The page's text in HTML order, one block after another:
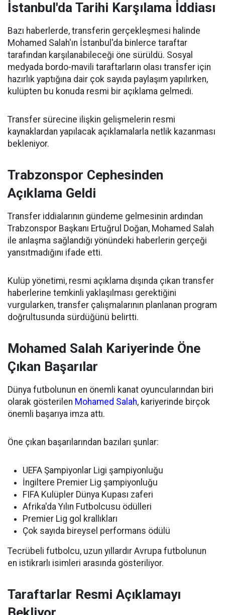
İstanbul'da Tarihi Karşılama İddiası
Bazı haberlerde, transferin gerçekleşmesi halinde
Mohamed Salah'ın İstanbul'da binlerce taraftar
tarafından karşılanabileceği öne sürüldü. Sosyal
medyada bordo-mavili taraftarların olası transfer için
hazırlık yaptığına dair çok sayıda paylaşım yapılırken,
kulüpten bu konuda resmi bir açıklama gelmedi.
Transfer sürecine ilişkin gelişmelerin resmi
kaynaklardan yapılacak açıklamalarla netlik kazanması
bekleniyor.
Trabzonspor Cephesinden
Açıklama Geldi
Transfer iddialarının gündeme gelmesinin ardından
Trabzonspor Başkanı Ertuğrul Doğan, Mohamed Salah
ile anlaşma sağlandığı yönündeki haberlerin gerçeği
yansıtmadığını ifade etti.
Kulüp yönetimi, resmi açıklama dışında çıkan transfer
haberlerine temkinli yaklaşılması gerektiğini
vurgularken, transfer çalışmalarının planlanan program
doğrultusunda sürdüğünü belirtti.
Mohamed Salah Kariyerinde Öne
Çıkan Başarılar
Dünya futbolunun en önemli kanat oyuncularından biri
olarak gösterilen Mohamed Salah, kariyerinde birçok
önemli başarıya imza attı.
Öne çıkan başarılarından bazıları şunlar:
UEFA Şampiyonlar Ligi şampiyonluğu
İngiltere Premier Lig şampiyonluğu
FIFA Kulüpler Dünya Kupası zaferi
Afrika'da Yılın Futbolcusu ödülleri
Premier Lig gol krallıkları
Çok sayıda bireysel performans ödülü
Tecrübeli futbolcu, uzun yıllardır Avrupa futbolunun
en istikrarlı isimleri arasında gösteriliyor.
Taraftarlar Resmi Açıklamayı